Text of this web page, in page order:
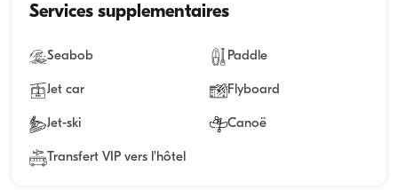
Services supplementaires
Seabob Paddle
Jet car Flyboard
Jet-ski Canoë
Transfert VIP vers l'hôtel